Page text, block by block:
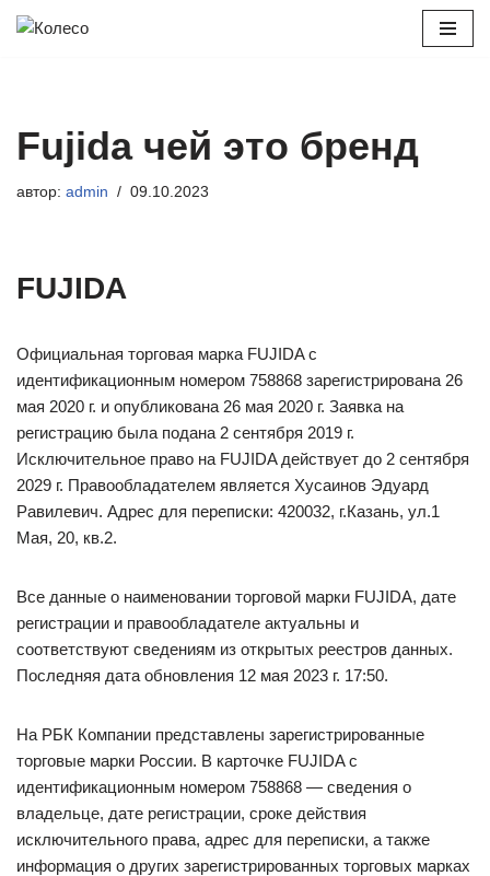
Fujida чей это бренд
автор: admin 09.10.2023
FUJIDA
Официальная торговая марка FUJIDA с
идентификационным номером 758868 зарегистрирована 26
мая 2020 г. и опубликована 26 мая 2020 г. Заявка на
регистрацию была подана 2 сентября 2019 г.
Исключительное право на FUJIDA действует до 2 сентября
2029 г. Правообладателем является Хусаинов Эдуард
Равилевич. Адрес для переписки: 420032, г.Казань, ул.1
Мая, 20, кв.2.
Все данные о наименовании торговой марки FUJIDA, дате
регистрации и правообладателе актуальны и
соответствуют сведениям из открытых реестров данных.
Последняя дата обновления 12 мая 2023 г. 17:50.
На РБК Компании представлены зарегистрированные
торговые марки России. В карточке FUJIDA с
идентификационным номером 758868 — сведения о
владельце, дате регистрации, сроке действия
исключительного права, адрес для переписки, а также
информация о других зарегистрированных торговых марках